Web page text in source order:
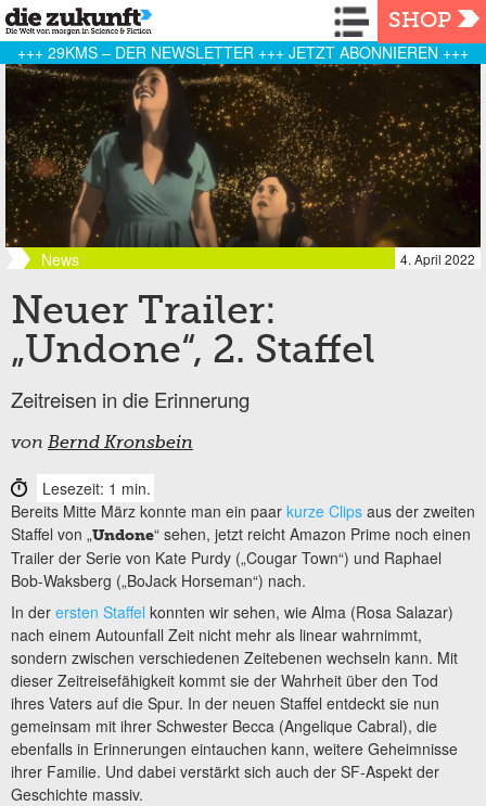
Navigation
SHOP
+++ 29KMS – DER NEWSLETTER +++ JETZT ABONNIEREN +++
News 4. April 2022
Neuer Trailer:
„Undone“, 2. Staffel
Zeitreisen in die Erinnerung
von Bernd Kronsbein
Lesezeit: 1 min.
Bereits Mitte März konnte man ein paar kurze Clips aus der zweiten
Staffel von „Undone“ sehen, jetzt reicht Amazon Prime noch einen
Trailer der Serie von Kate Purdy („Cougar Town“) und Raphael
Bob-Waksberg („BoJack Horseman“) nach.
In der ersten Staffel konnten wir sehen, wie Alma (Rosa Salazar)
nach einem Autounfall Zeit nicht mehr als linear wahrnimmt,
sondern zwischen verschiedenen Zeitebenen wechseln kann. Mit
dieser Zeitreisefähigkeit kommt sie der Wahrheit über den Tod
ihres Vaters auf die Spur. In der neuen Staffel entdeckt sie nun
gemeinsam mit ihrer Schwester Becca (Angelique Cabral), die
ebenfalls in Erinnerungen eintauchen kann, weitere Geheimnisse
ihrer Familie. Und dabei verstärkt sich auch der SF-Aspekt der
Geschichte massiv.